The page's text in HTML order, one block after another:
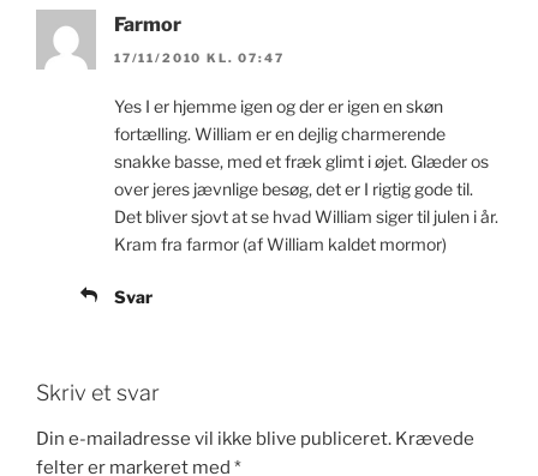
Farmor
17/11/2010 KL. 07:47
Yes I er hjemme igen og der er igen en skøn
fortælling. William er en dejlig charmerende
snakke basse, med et fræk glimt i øjet. Glæder os
over jeres jævnlige besøg, det er I rigtig gode til.
Det bliver sjovt at se hvad William siger til julen i år.
Kram fra farmor (af William kaldet mormor)
Svar
Skriv et svar
Din e-mailadresse vil ikke blive publiceret. Krævede
felter er markeret med *